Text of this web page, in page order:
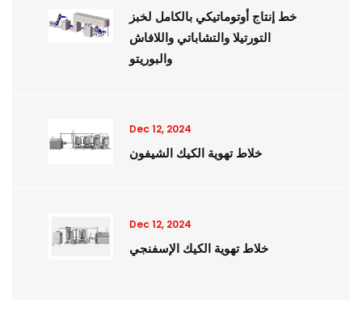
خط إنتاج أوتوماتيكي بالكامل لخبز
التورتيلا والتشاباتي واللافاش
والبوريتو
Dec 12, 2024
خلاط تهوية الكيك الشيفون
Dec 12, 2024
خلاط تهوية الكيك الإسفنجي